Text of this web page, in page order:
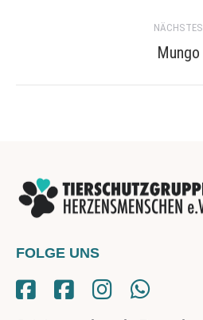
NÄCHSTES
Next
Mungo
FOLGE UNS